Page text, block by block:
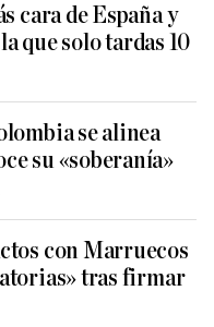
cara de España y
que solo tardas 10
se alinea
su «soberanía»
con Marruecos
tras firmar